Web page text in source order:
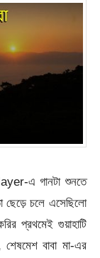
এ গানটা শুনতে
ছেড়ে চলে এসেছিলো
প্রথমেই গুয়াহাটি
বাবা মা-এর